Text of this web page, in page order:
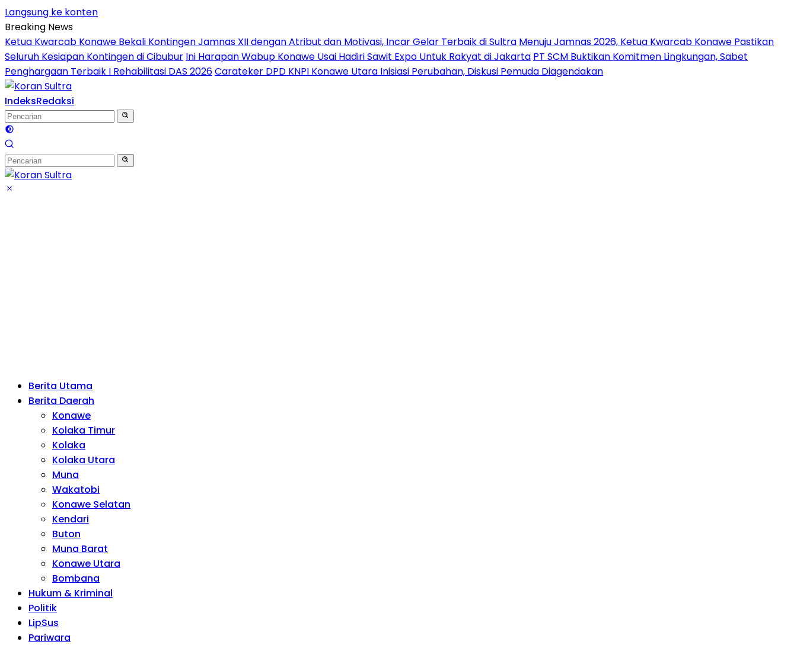
Langsung ke konten
Breaking News
Ketua Kwarcab Konawe Bekali Kontingen Jamnas XII dengan Atribut dan Motivasi, Incar Gelar Terbaik di Sultra Menuju Jamnas 2026, Ketua Kwarcab Konawe Pastikan
Seluruh Kesiapan Kontingen di Cibubur Ini Harapan Wabup Konawe Usai Hadiri Sawit Expo Untuk Rakyat di Jakarta PT SCM Buktikan Komitmen Lingkungan, Sabet
Penghargaan Terbaik I Rehabilitasi DAS 2026Carateker DPD KNPI Konawe Utara Inisiasi Perubahan, Diskusi Pemuda Diagendakan
IndeksRedaksi
Berita Utama
Berita Daerah
Konawe
Kolaka Timur
Kolaka
Kolaka Utara
Muna
Wakatobi
Konawe Selatan
Kendari
Buton
Muna Barat
Konawe Utara
Bombana
Hukum & Kriminal
Politik
LipSus
Pariwara